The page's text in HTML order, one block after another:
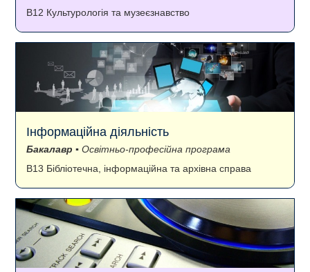
B12 Культурологія та музеєзнавство
Інформаційна діяльність
Бакалавр ▪ Освітньо-професійна програма
B13 Бібліотечна, інформаційна та архівна справа